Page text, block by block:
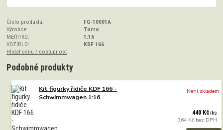
Číslo produktu:
FG-10001A
Výrobce:
Torro
MĚŘÍTKO:
1:16
VOZIDLO:
KDF 166
Hlídat cenu / dostupnost
Podobné produkty
Kit figurky řidiče KDF 166 -
Schwimmwagen 1:16
440 Kč/ks
364 Kč bez DPH
Není skladem